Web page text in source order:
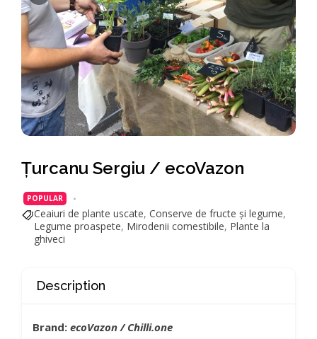
Țurcanu Sergiu / ecoVazon
POPULAR
Ceaiuri de plante uscate, Conserve de fructe și legume,
Legume proaspete, Mirodenii comestibile, Plante la
ghiveci
Description
Brand: ecoVazon / Chilli.one